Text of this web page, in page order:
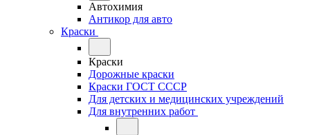
Автохимия
Антикор для авто
Краски
Краски
Дорожные краски
Краски ГОСТ СССР
Для детских и медицинских учреждений
Для внутренних работ